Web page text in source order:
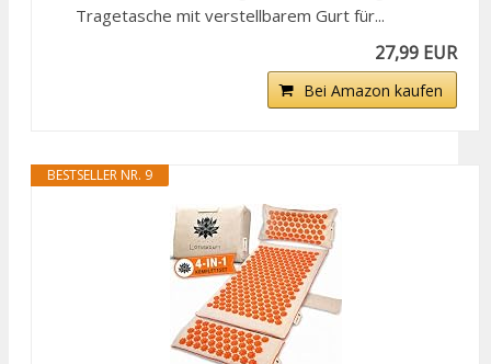
Tragetasche mit verstellbarem Gurt für...
27,99 EUR
Bei Amazon kaufen
BESTSELLER NR. 9